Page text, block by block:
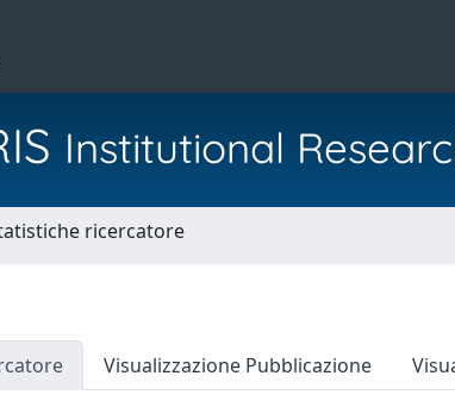
Institutional
ricercatore
Visualizzazione Pubblicazione